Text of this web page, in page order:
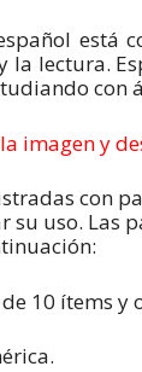
está
lectura.
con
imagen y
con
su uso. Las
10 ítems y